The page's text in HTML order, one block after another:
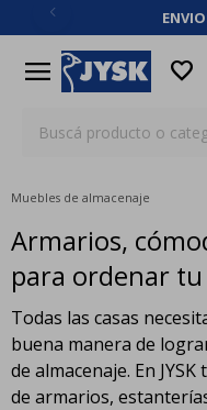
menu favorite
Muebles de almacenaje
Armarios,
para ordenar tu
Todas las casas
buena manera de
de almacenaje. En
de armarios,
close